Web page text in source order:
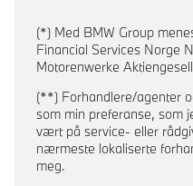
(*) Med BMW Group
Financial Services Norge
Motorenwerke
(**) Forhandlere/agenter
som min preferanse, som
vært på service- eller
nærmeste lokaliserte
meg.